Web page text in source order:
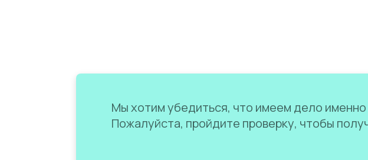
Мы хотим убедиться, что имеем дело именно
Пожалуйста, пройдите проверку, чтобы